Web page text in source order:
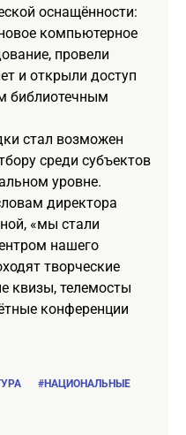
оснащённости:
компьютерное
провели
и открыли доступ
библиотечным
стал возможен
среди субъектов
уровне.
директора
«мы стали
нашего
творческие
квизы, телемосты
конференции
#НАЦИОНАЛЬНЫЕ